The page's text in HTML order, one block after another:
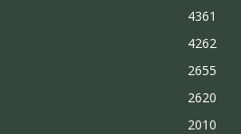
4361
4262
2655
2620
2010